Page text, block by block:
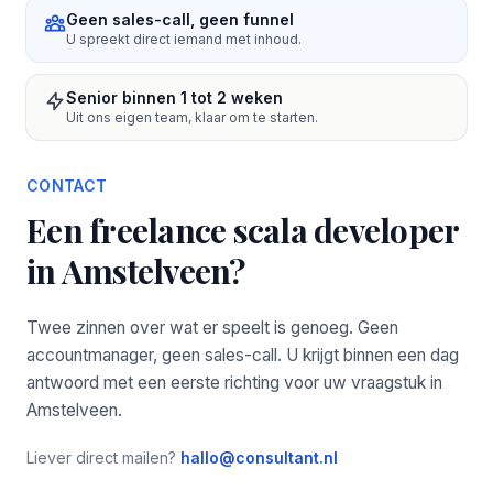
Geen sales-call, geen funnel
U spreekt direct iemand met inhoud.
Senior binnen 1 tot 2 weken
Uit ons eigen team, klaar om te starten.
CONTACT
Een freelance scala developer
in Amstelveen?
Twee zinnen over wat er speelt is genoeg. Geen
accountmanager, geen sales-call. U krijgt binnen een dag
antwoord met een eerste richting voor uw vraagstuk in
Amstelveen.
Liever direct mailen? hallo@consultant.nl